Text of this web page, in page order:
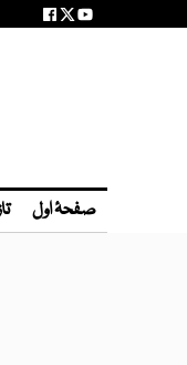
صفحۂ اول